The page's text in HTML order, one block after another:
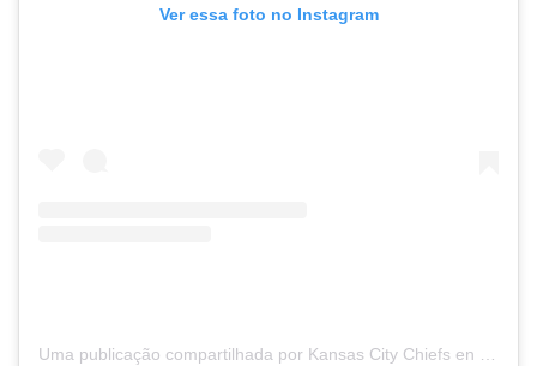
Ver essa foto no Instagram
Uma publicação compartilhada por Kansas City Chiefs en Español (@chiefsespanol)